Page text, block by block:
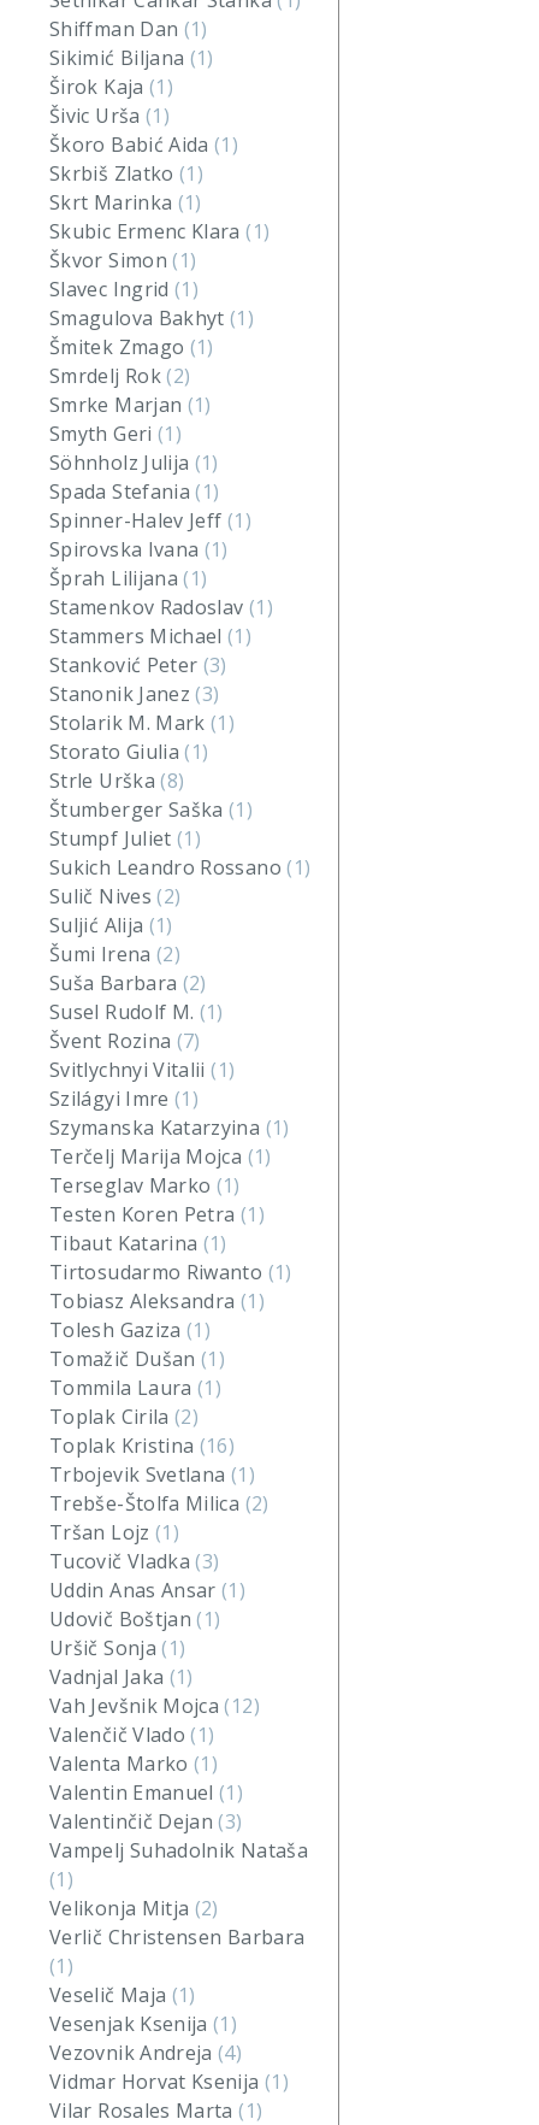
Shiffman Dan (1)
Sikimić Biljana (1)
Širok Kaja (1)
Šivic Urša (1)
Škoro Babić Aida(1)
Skrbiš Zlatko(1)
Skrt Marinka (1)
Skubic Ermenc Klara(1)
Škvor Simon(1)
Slavec Ingrid(1)
Smagulova Bakhyt(1)
Šmitek Zmago (1)
Smrdelj Rok(2)
Smrke Marjan (1)
Smyth Geri (1)
Söhnholz Julija (1)
Spada Stefania(1)
Spinner-Halev Jeff (1)
Spirovska Ivana (1)
Šprah Lilijana(1)
Stamenkov Radoslav (1)
Stammers Michael(1)
Stanković Peter (3)
Stanonik Janez(3)
Stolarik M. Mark(1)
Storato Giulia(1)
Strle Urška(8)
Štumberger Saška(1)
Stumpf Juliet(1)
Sukich Leandro Rossano(1)
Sulič Nives(2)
Suljić Alija (1)
Šumi Irena (2)
Suša Barbara (2)
Susel Rudolf M. (1)
Švent Rozina (7)
Svitlychnyi Vitalii(1)
Szilágyi Imre(1)
Szymanska Katarzyina (1)
Terčelj Marija Mojca (1)
Terseglav Marko (1)
Testen Koren Petra (1)
Tibaut Katarina (1)
Tirtosudarmo Riwanto (1)
Tobiasz Aleksandra (1)
Tolesh Gaziza(1)
Tomažič Dušan(1)
Tommila Laura(1)
Toplak Cirila(2)
Toplak Kristina (16)
Trbojevik Svetlana (1)
Trebše-Štolfa Milica (2)
Tršan Lojz (1)
Tucovič Vladka(3)
Uddin Anas Ansar(1)
Udovič Boštjan(1)
Uršič Sonja(1)
Vadnjal Jaka (1)
Vah Jevšnik Mojca(12)
Valenčič Vlado(1)
Valenta Marko(1)
Valentin Emanuel(1)
Valentinčič Dejan(3)
Vampelj Suhadolnik Nataša
(1)
Velikonja Mitja (2)
Verlič Christensen Barbara
(1)
Veselič Maja (1)
Vesenjak Ksenija(1)
Vezovnik Andreja(4)
Vidmar Horvat Ksenija (1)
Vilar Rosales Marta(1)